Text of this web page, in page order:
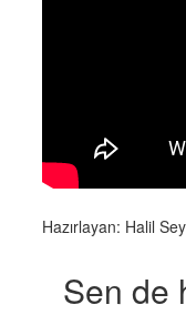
Hazırlayan: Halil
Sen de